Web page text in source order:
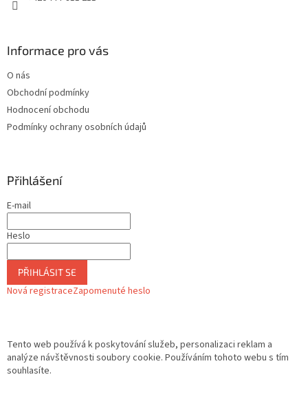
Informace pro vás
O nás
Obchodní podmínky
Hodnocení obchodu
Podmínky ochrany osobních údajů
Přihlášení
E-mail
Heslo
PŘIHLÁSIT SE
Nová registraceZapomenuté heslo
Tento web používá k poskytování služeb, personalizaci reklam a
analýze návštěvnosti soubory cookie. Používáním tohoto webu s tím
souhlasíte.